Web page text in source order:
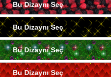
Bu Dizaynı Seç
Bu Dizaynı Seç
Bu Dizaynı Seç
Bu Dizaynı Seç